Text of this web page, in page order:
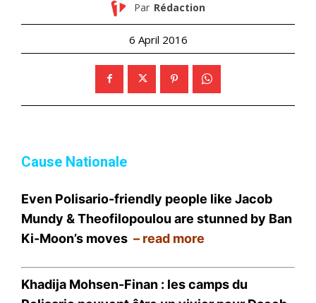
Par Rédaction
6 April 2016
Cause Nationale
Even Polisario-friendly people like Jacob
Mundy & Theofilopoulou are stunned by Ban
Ki-Moon’s moves – read more
Khadija Mohsen-Finan : les camps du